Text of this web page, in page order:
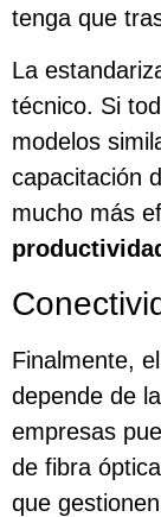
tenga que
La
técnico. Si
modelos
capacitación
mucho más
Finalmente, el
depende de
empresas
de fibra
que